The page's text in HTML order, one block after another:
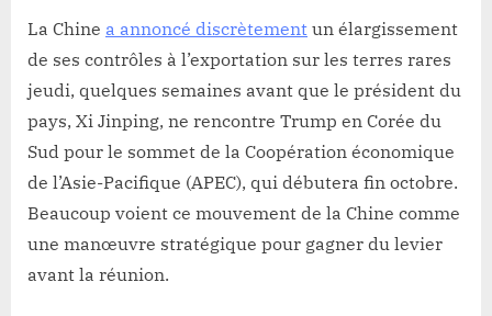
La Chine a annoncé discrètement un élargissement
de ses contrôles à l’exportation sur les terres rares
jeudi, quelques semaines avant que le président du
pays, Xi Jinping, ne rencontre Trump en Corée du
Sud pour le sommet de la Coopération économique
de l’Asie-Pacifique (APEC), qui débutera fin octobre.
Beaucoup voient ce mouvement de la Chine comme
une manœuvre stratégique pour gagner du levier
avant la réunion.